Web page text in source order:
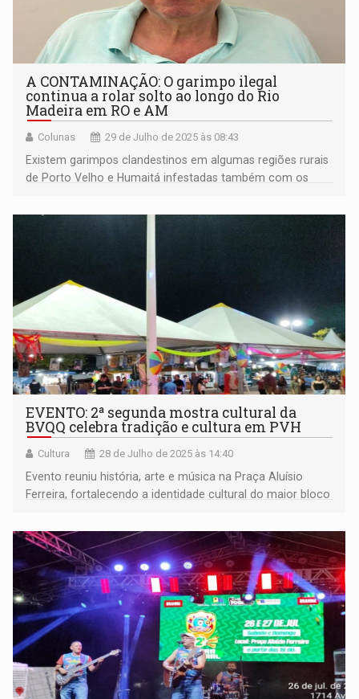
A CONTAMINAÇÃO: O garimpo ilegal
continua a rolar solto ao longo do Rio
Madeira em RO e AM
Colunas 29 de Julho de 2025 às 08:43
Existem garimpos clandestinos em algumas regiões rurais
de Porto Velho e Humaitá infestadas também com os
EVENTO: 2ª segunda mostra cultural da
BVQQ celebra tradição e cultura em PVH
Cultura 28 de Julho de 2025 às 14:40
Evento reuniu história, arte e música na Praça Aluísio
Ferreira, fortalecendo a identidade cultural do maior bloco